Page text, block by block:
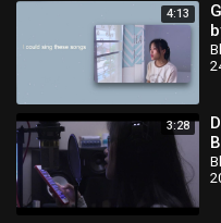
4:13
3:28